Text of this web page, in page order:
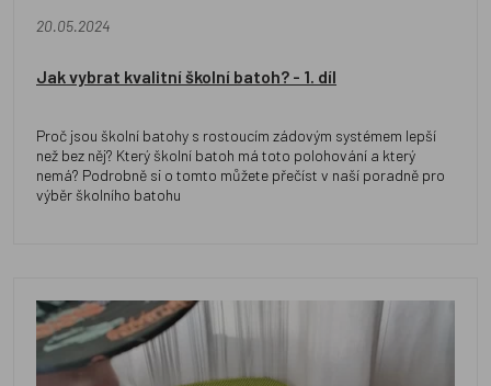
20.05.2024
Jak vybrat kvalitní školní batoh? - 1. díl
Proč jsou školní batohy s rostoucím zádovým systémem lepší
než bez něj? Který školní batoh má toto polohování a který
nemá? Podrobně si o tomto můžete přečíst v naší poradně pro
výběr školního batohu